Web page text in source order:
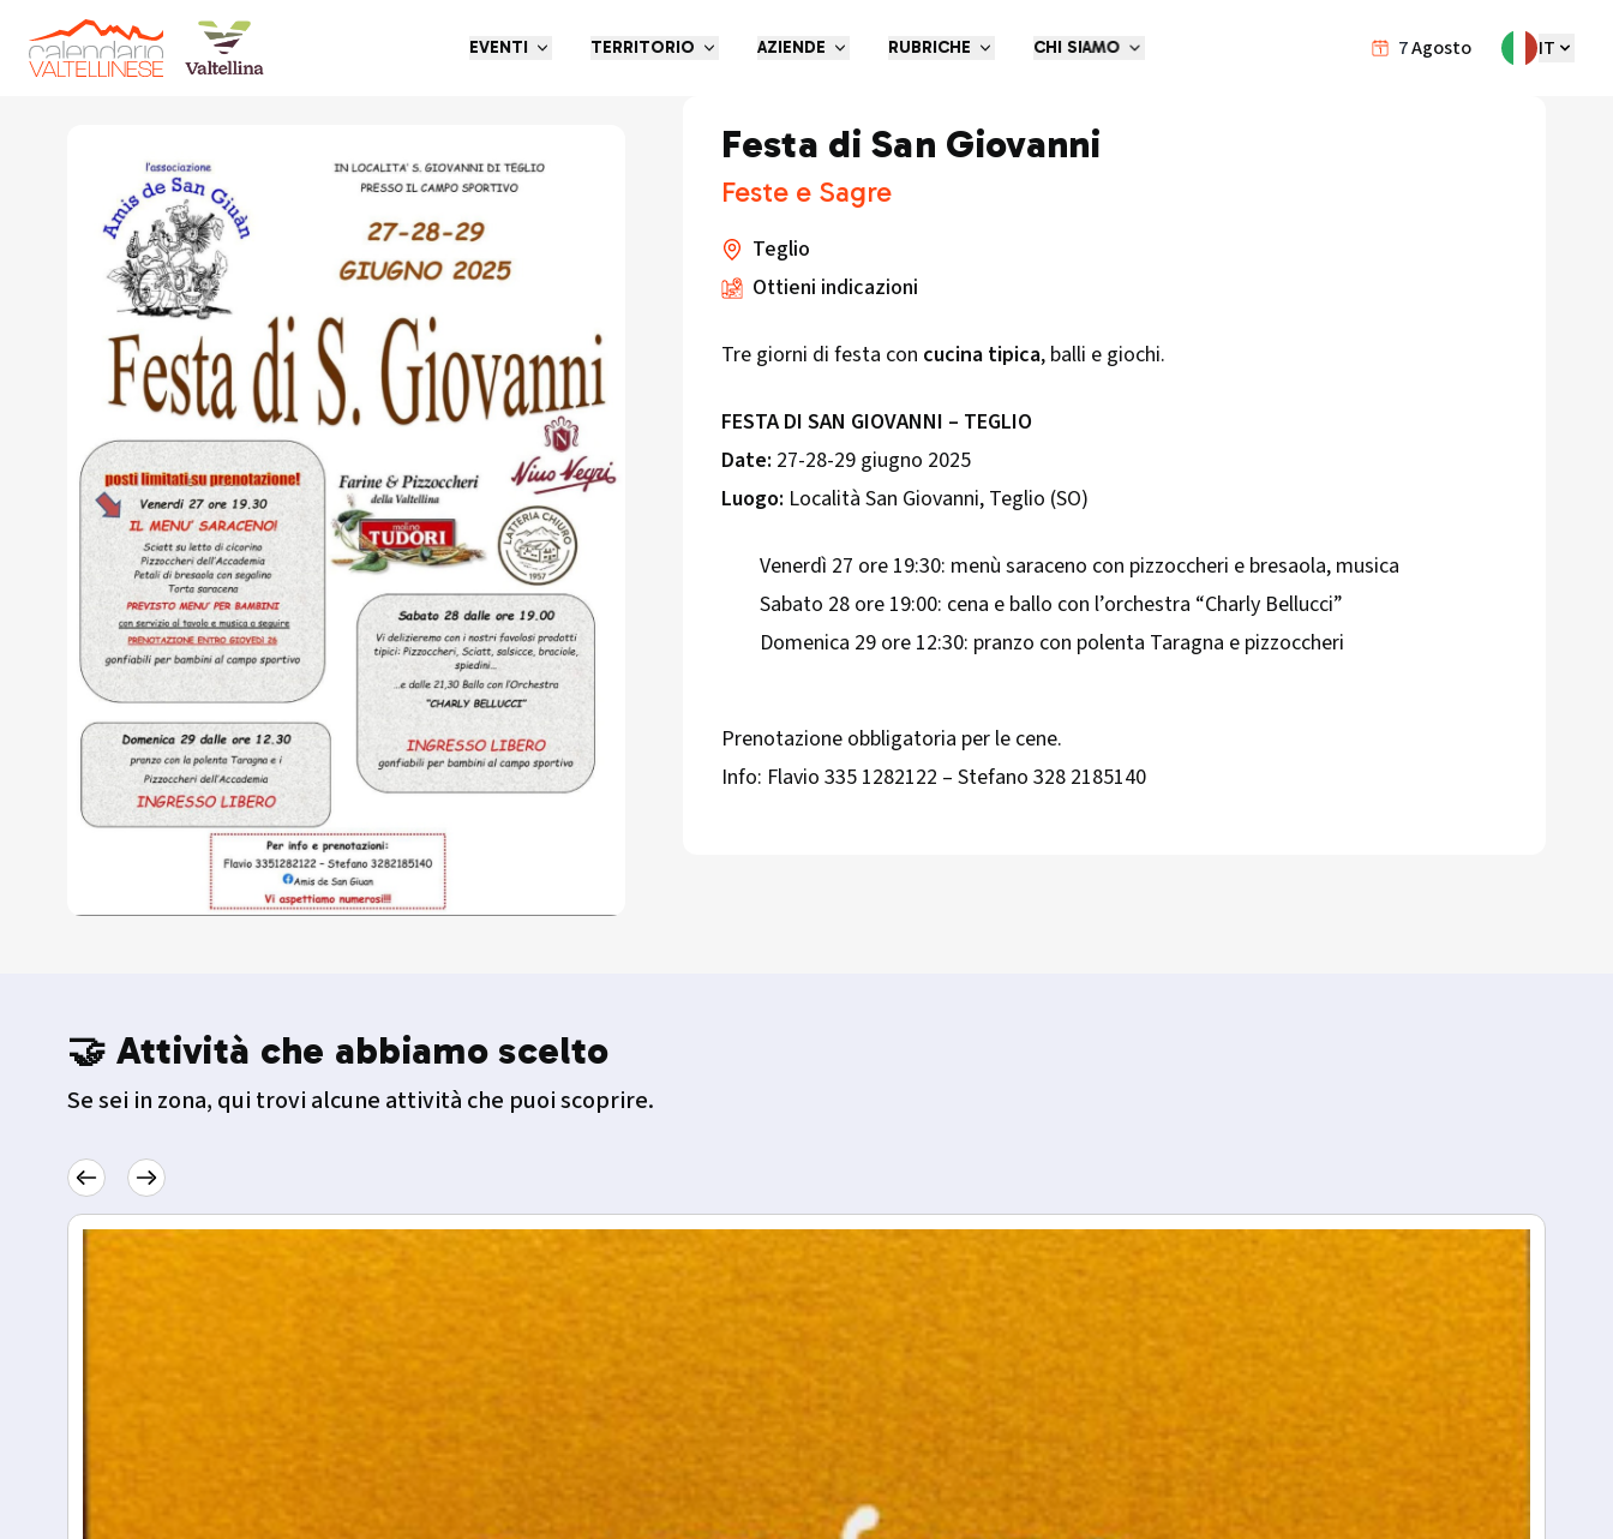
7Agosto IT
EVENTI TERRITORIO AZIENDE RUBRICHE CHI SIAMO
Torna indietro
Festa di San Giovanni
Feste e Sagre
Teglio
Ottieni indicazioni
Tre giorni di festa con cucina tipica, balli e giochi.
FESTA DI SAN GIOVANNI – TEGLIO
Date: 27-28-29 giugno 2025
Luogo: Località San Giovanni, Teglio (SO)
Venerdì 27 ore 19:30: menù saraceno con pizzoccheri e bresaola, musica
Sabato 28 ore 19:00: cena e ballo con l’orchestra “Charly Bellucci”
Domenica 29 ore 12:30: pranzo con polenta Taragna e pizzoccheri
Prenotazione obbligatoria per le cene.
Info: Flavio 335 1282122 – Stefano 328 2185140
🤝 Attività che abbiamo scelto
Se sei in zona, qui trovi alcune attività che puoi scoprire.